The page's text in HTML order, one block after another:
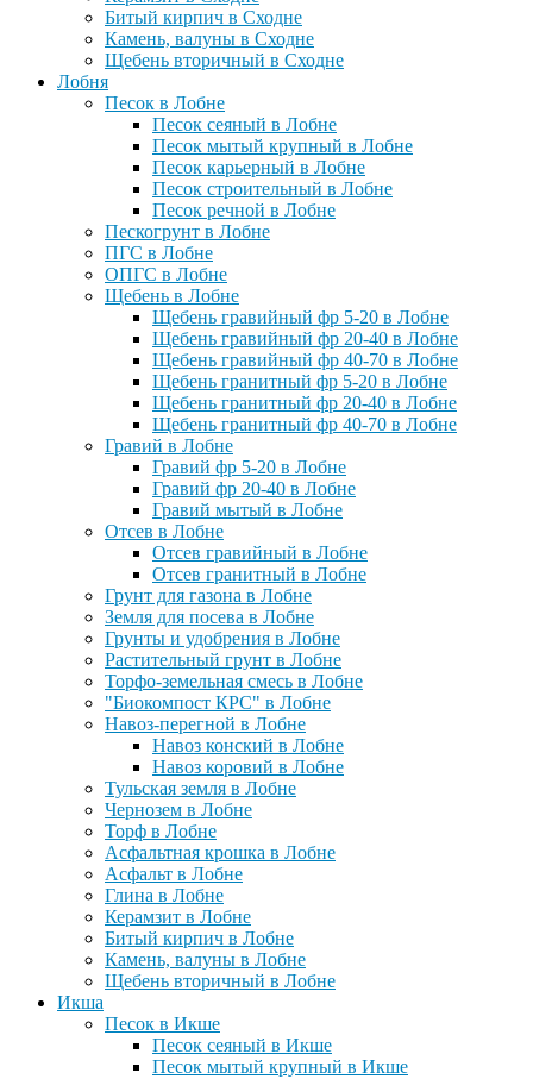
Битый кирпич в Сходне
Камень, валуны в Сходне
Щебень вторичный в Сходне
Лобня
Песок в Лобне
Песок сеяный в Лобне
Песок мытый крупный в Лобне
Песок карьерный в Лобне
Песок строительный в Лобне
Песок речной в Лобне
Пескогрунт в Лобне
ПГС в Лобне
ОПГС в Лобне
Щебень в Лобне
Щебень гравийный фр 5-20 в Лобне
Щебень гравийный фр 20-40 в Лобне
Щебень гравийный фр 40-70 в Лобне
Щебень гранитный фр 5-20 в Лобне
Щебень гранитный фр 20-40 в Лобне
Щебень гранитный фр 40-70 в Лобне
Гравий в Лобне
Гравий фр 5-20 в Лобне
Гравий фр 20-40 в Лобне
Гравий мытый в Лобне
Отсев в Лобне
Отсев гравийный в Лобне
Отсев гранитный в Лобне
Грунт для газона в Лобне
Земля для посева в Лобне
Грунты и удобрения в Лобне
Растительный грунт в Лобне
Торфо-земельная смесь в Лобне
"Биокомпост КРС" в Лобне
Навоз-перегной в Лобне
Навоз конский в Лобне
Навоз коровий в Лобне
Тульская земля в Лобне
Чернозем в Лобне
Торф в Лобне
Асфальтная крошка в Лобне
Асфальт в Лобне
Глина в Лобне
Керамзит в Лобне
Битый кирпич в Лобне
Камень, валуны в Лобне
Щебень вторичный в Лобне
Икша
Песок в Икше
Песок сеяный в Икше
Песок мытый крупный в Икше